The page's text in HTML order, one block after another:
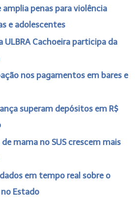
amplia penas para violência
e adolescentes
ULBRA Cachoeira participa da
nos pagamentos em bares e
superam depósitos em R$
mama no SUS crescem mais
em tempo real sobre o
Estado